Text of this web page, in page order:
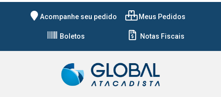
Acompanhe seu pedido Meus Pedidos
Boletos Notas Fiscais